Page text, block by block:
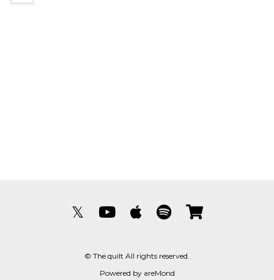
𝕏
© The quilt All rights reserved.
Powered by areMond